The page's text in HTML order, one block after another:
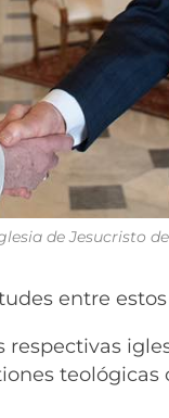
de Jesucristo
entre estos
teológicas